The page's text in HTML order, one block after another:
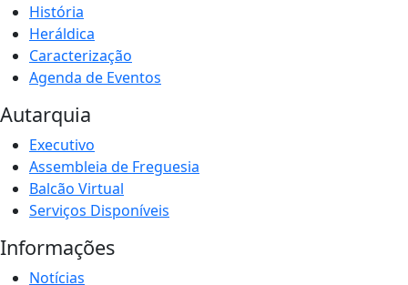
História
Heráldica
Caracterização
Agenda de Eventos
Autarquia
Executivo
Assembleia de Freguesia
Balcão Virtual
Serviços Disponíveis
Informações
Notícias